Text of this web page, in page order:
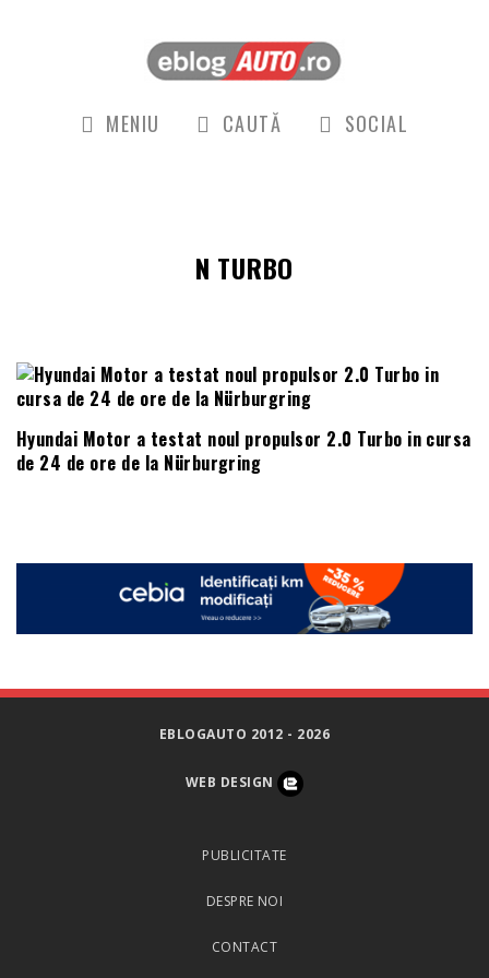
MENIU CAUTĂ SOCIAL
N TURBO
Hyundai Motor a testat noul propulsor 2.0 Turbo in cursa
de 24 de ore de la Nürburgring
EBLOGAUTO 2012 - 2026
WEB DESIGN
PUBLICITATE
DESPRE NOI
CONTACT